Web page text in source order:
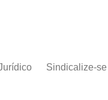
Sindicalize-se